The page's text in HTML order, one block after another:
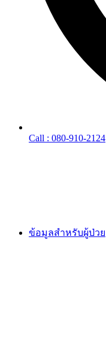
Call : 080-910-2124
ข้อมูลสำหรับผู้ป่วย